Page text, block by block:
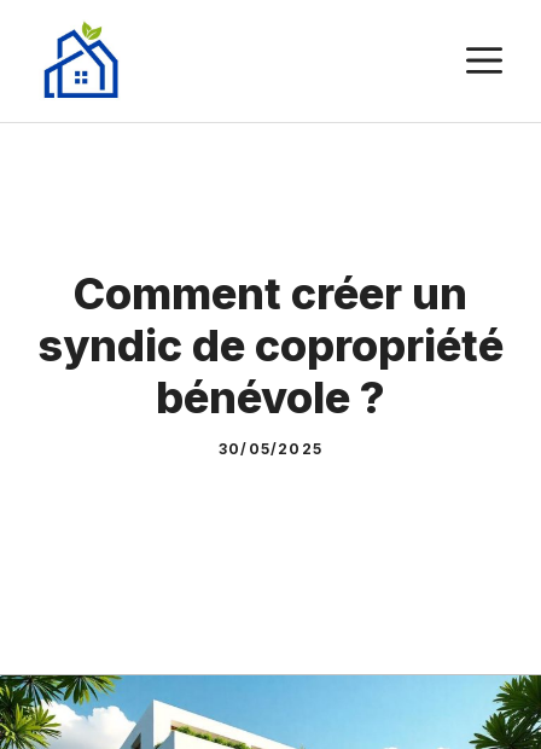
contenu
Comment créer un
syndic de copropriété
bénévole ?
30/05/2025